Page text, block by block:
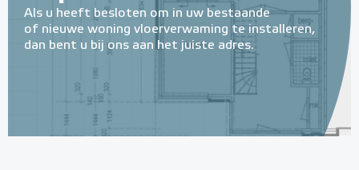
Als u heeft besloten om in uw bestaande
of nieuwe woning vloerverwaming te installeren,
dan bent u bij ons aan het juiste adres.